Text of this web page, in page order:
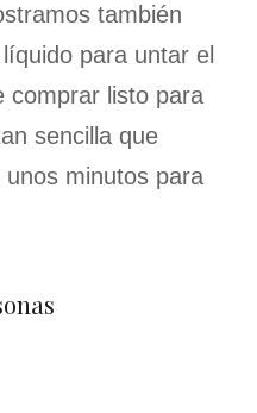
también
para untar el
comprar listo para
sencilla que
minutos para